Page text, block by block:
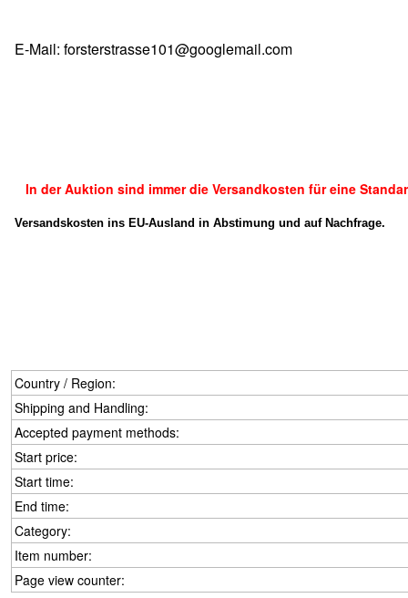
E-Mail: forsterstrasse101@googlemail.com
In der Auktion sind immer die Versandkosten für eine
Versandskosten ins EU-Ausland in Abstimung und auf Nachfrage.
Country / Region:
Shipping and Handling:
Accepted payment methods:
Start price:
Start time:
End time:
Category:
Item number:
Page view counter: